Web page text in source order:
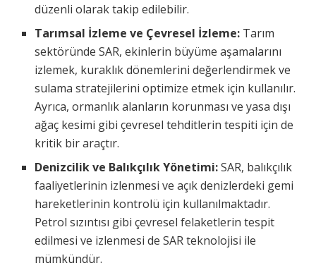
düzenli olarak takip edilebilir.
Tarımsal İzleme ve Çevresel İzleme: Tarım
sektöründe SAR, ekinlerin büyüme aşamalarını
izlemek, kuraklık dönemlerini değerlendirmek ve
sulama stratejilerini optimize etmek için kullanılır.
Ayrıca, ormanlık alanların korunması ve yasa dışı
ağaç kesimi gibi çevresel tehditlerin tespiti için de
kritik bir araçtır.
Denizcilik ve Balıkçılık Yönetimi:SAR, balıkçılık
faaliyetlerinin izlenmesi ve açık denizlerdeki gemi
hareketlerinin kontrolü için kullanılmaktadır.
Petrol sızıntısı gibi çevresel felaketlerin tespit
edilmesi ve izlenmesi de SAR teknolojisi ile
mümkündür.